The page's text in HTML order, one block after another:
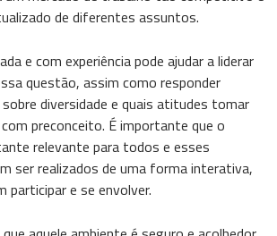
de diferentes assuntos.
e com experiência pode ajudar a liderar
questão, assim como responder
diversidade e quais atitudes tomar
preconceito. É importante que o
relevante para todos e esses
ser realizados de uma forma interativa,
participar e se envolver.